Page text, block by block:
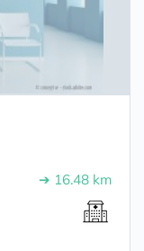
➔ 16.48 km